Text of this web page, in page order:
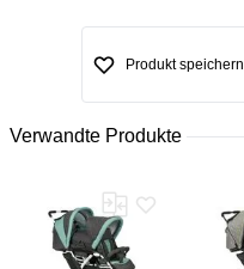
Produkt speichern
Verwandte Produkte